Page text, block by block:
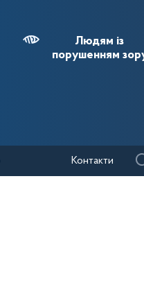
Людям із
порушенням
Контакти